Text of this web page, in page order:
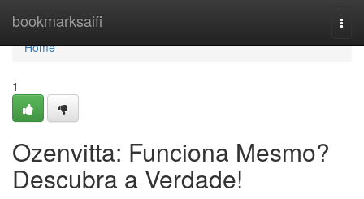
bookmarksaifi
Home
Home
1
Ozenvitta: Funciona Mesmo?
Descubra a Verdade!